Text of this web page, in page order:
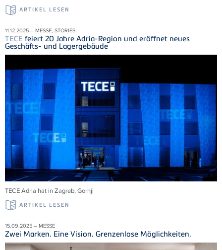
ARTIKEL LESEN
11.12.2025 – MESSE, STORIES
TECE feiert 20 Jahre Adria-Region und eröffnet neues
Geschäfts- und Lagergebäude
TECEAdria hat in Zagreb,Gornji
ARTIKEL LESEN
15.09.2025 – MESSE
Zwei Marken. Eine Vision. Grenzenlose Möglichkeiten.